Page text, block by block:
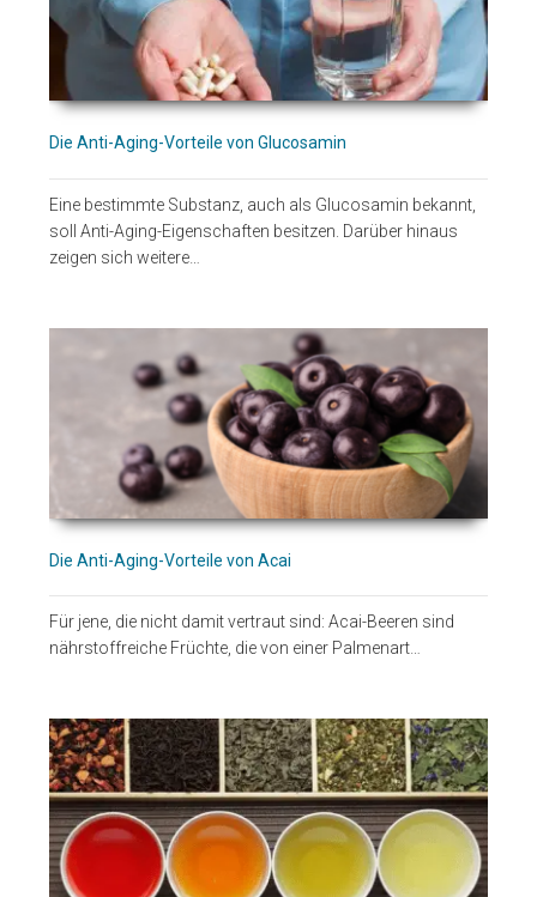
Die Anti-Aging-Vorteile von Glucosamin
Eine bestimmte Substanz, auch als Glucosamin bekannt,
soll Anti-Aging-Eigenschaften besitzen. Darüber hinaus
zeigen sich weitere…
Die Anti-Aging-Vorteile von Acai
Für jene, die nicht damit vertraut sind: Acai-Beeren sind
nährstoffreiche Früchte, die von einer Palmenart…